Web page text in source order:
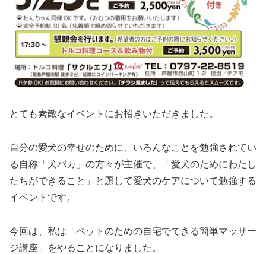
とても素敵なイベントにお招きいただきました。
自分の愛犬の幸せのために、いろんなことを勉強されてい
る自称「犬バカ」の方々が主催で、「愛犬のためにわたし
たちができること」と題して愛犬のケアについて勉強する
イベントです。
今回は、私は「ペットのための自宅でできる簡単マッサー
ジ講座」をやることになりました。